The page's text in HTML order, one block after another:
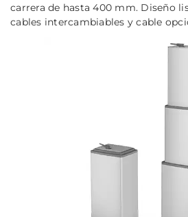
carrera de hasta 400 mm. Diseño
cables intercambiables y cable